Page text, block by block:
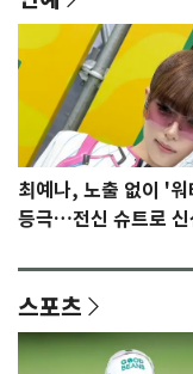
최예나, 노출 없이 '
등극…전신 슈트로 신
스포츠